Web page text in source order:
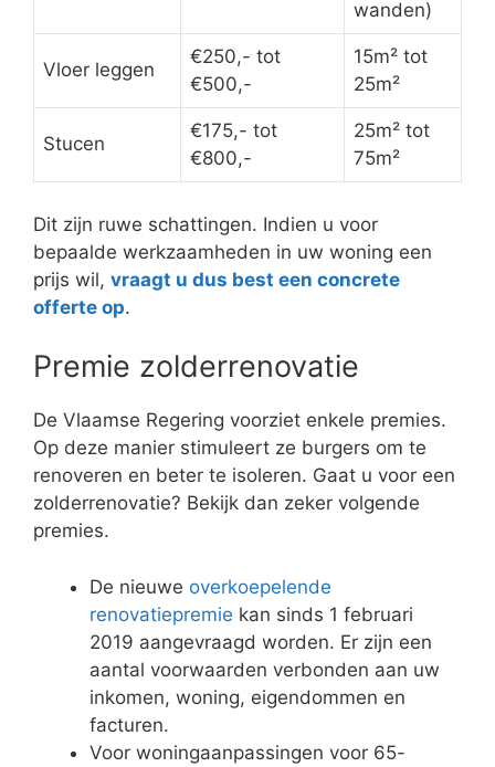
wanden)
Vloer leggen
€250,- tot
€500,-
15m² tot
25m²
Stucen
€175,- tot
€800,-
25m² tot
75m²
Dit zijn ruwe schattingen. Indien u voor
bepaalde werkzaamheden in uw woning een
prijs wil, vraagt u dus best een concrete
offerte op.
Premie zolderrenovatie
De Vlaamse Regering voorziet enkele premies.
Op deze manier stimuleert ze burgers om te
renoveren en beter te isoleren. Gaat u voor een
zolderrenovatie? Bekijk dan zeker volgende
premies.
De nieuwe overkoepelende
renovatiepremie kan sinds 1 februari
2019 aangevraagd worden. Er zijn een
aantal voorwaarden verbonden aan uw
inkomen, woning, eigendommen en
facturen.
Voor woningaanpassingen voor 65-